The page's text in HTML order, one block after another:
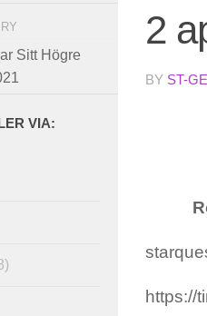
2
BY ST-
https://
Sitt Högre
VIA: